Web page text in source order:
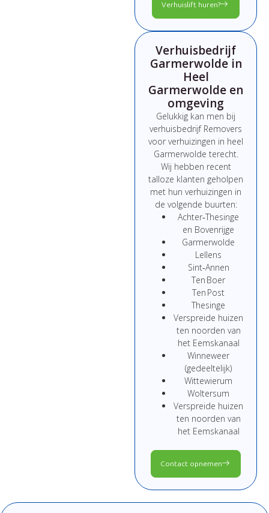
Verhuislift huren?
Verhuisbedrijf
Garmerwolde in
Heel
Garmerwolde en
omgeving
Gelukkig kan men bij
verhuisbedrijf Removers
voor verhuizingen in heel
Garmerwolde terecht.
Wij hebben recent
talloze klanten geholpen
met hun verhuizingen in
de volgende buurten:
Achter‑Thesinge
en Bovenrijge
Garmerwolde
Lellens
Sint‑Annen
Ten Boer
Ten Post
Thesinge
Verspreide huizen
ten noorden van
het Eemskanaal
Winneweer
(gedeeltelijk)
Wittewierum
Woltersum
Verspreide huizen
ten noorden van
het Eemskanaal
Contact opnemen